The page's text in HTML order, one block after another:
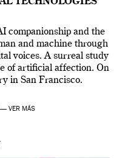
TECHNOLOGIES’
companionship and the
and machine through
voices. A surreal study
of artificial affection. On
in San Francisco.
— VER MÁS